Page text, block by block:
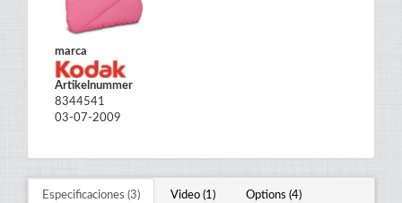
marca
Artikelnummer
8344541
03-07-2009
Especificaciones (3) Video (1) Options (4)